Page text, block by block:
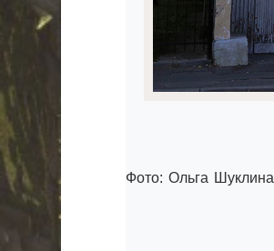
Фото: Ольга Шуклина